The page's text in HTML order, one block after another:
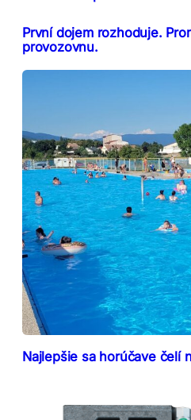
První dojem rozhoduje.
provozovnu.
Najlepšie sa horúčave čelí